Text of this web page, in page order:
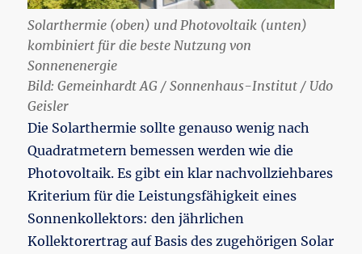
Solarthermie (oben) und Photovoltaik (unten)
kombiniert für die beste Nutzung von
Sonnenenergie
Bild: Gemeinhardt AG / Sonnenhaus-Institut / Udo
Geisler
Die Solarthermie sollte genauso wenig nach
Quadratmetern bemessen werden wie die
Photovoltaik. Es gibt ein klar nachvollziehbares
Kriterium für die Leistungsfähigkeit eines
Sonnenkollektors: den jährlichen
Kollektorertrag auf Basis des zugehörigen Solar